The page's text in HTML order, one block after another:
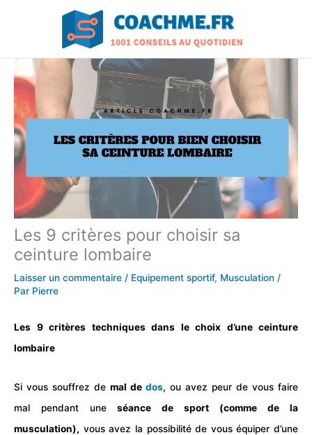
Les 9 critères pour choisir sa
ceinture lombaire
Laisser un commentaire / Equipement sportif, Musculation /
Par Pierre
Les 9 critères techniques dans le choix d’une ceinture
lombaire
Si vous souffrez de mal de dos, ou avez peur de vous faire
mal pendant une séance de sport (comme de la
musculation), vous avez la possibilité de vous équiper d’une